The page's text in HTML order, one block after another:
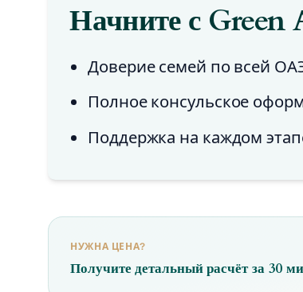
Начните с Green
Доверие семей по всей
Полное консульское
Поддержка на каждом
НУЖНА ЦЕНА?
Получите детальный расчёт за 30